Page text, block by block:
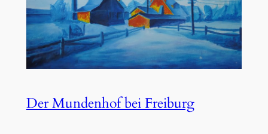
Der Mundenhof bei Freiburg